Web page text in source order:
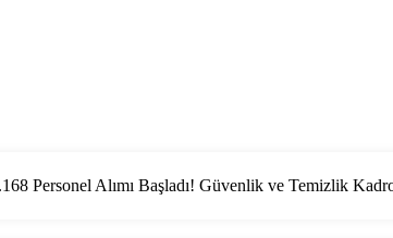
Personel Alımı Başladı! Güvenlik ve Temizlik